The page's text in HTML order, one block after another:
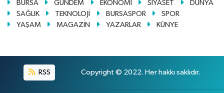
BURSA GÜNDEM EKONOMİ SİYASET
DÜNYA
SAĞLIK
TEKNOLOJİ BURSASPOR
SPOR
YAŞAM
MAGAZİN YAZARLAR KÜNYE
RSS Copyright © 2022. Her hakkı saklıdır.